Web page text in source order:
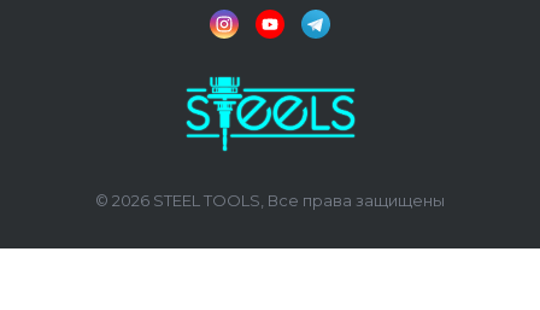
© 2026 STEEL TOOLS, Все права защищены